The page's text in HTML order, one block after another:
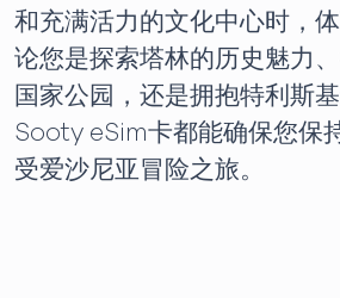
和充满活力的文化中心时，
论您是探索塔林的历史魅力
国家公园，还是拥抱特利斯
Sooty eSim卡都能确保您保
受爱沙尼亚冒险之旅。